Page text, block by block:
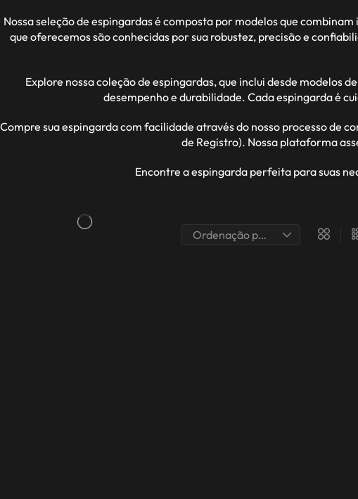
Nossa seleção de espingardas é composta por modelos que
que oferecemos são conhecidas por sua robustez, precisão e
Explore nossa coleção de espingardas, que inclui desde
desempenho e durabilidade. Cada espingarda é
Compre sua espingarda com facilidade através do nosso processo de
de Registro). Nossa plataforma
Encontre a espingarda perfeita para suas